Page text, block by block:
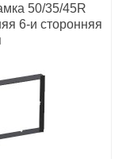
50/35/45R
6-и сторонняя